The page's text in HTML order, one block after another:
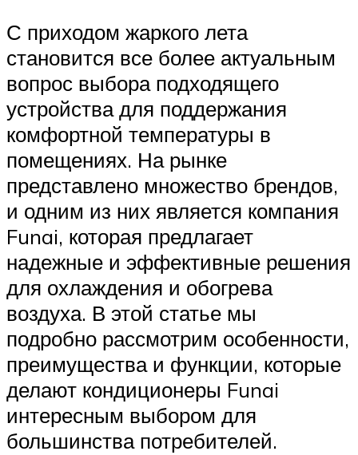
С приходом жаркого лета
становится все более актуальным
вопрос выбора подходящего
устройства для поддержания
комфортной температуры в
помещениях. На рынке
представлено множество брендов,
и одним из них является компания
Funai, которая предлагает
надежные и эффективные решения
для охлаждения и обогрева
воздуха. В этой статье мы
подробно рассмотрим особенности,
преимущества и функции, которые
делают кондиционеры Funai
интересным выбором для
большинства потребителей.